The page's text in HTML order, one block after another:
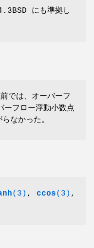
にも準拠し
は、オーバーフ
ーフロー浮動小数点
なかった。
(3) , ccos(3) ,